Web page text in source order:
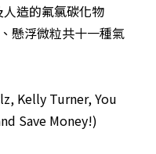
造的氟氯碳化物
懸浮微粒共十一種氣
Kelly Turner, You
Save Money!)